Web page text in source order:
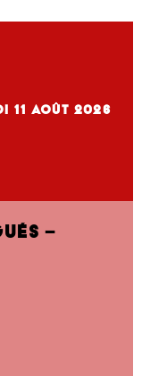
11 Août 2026
–